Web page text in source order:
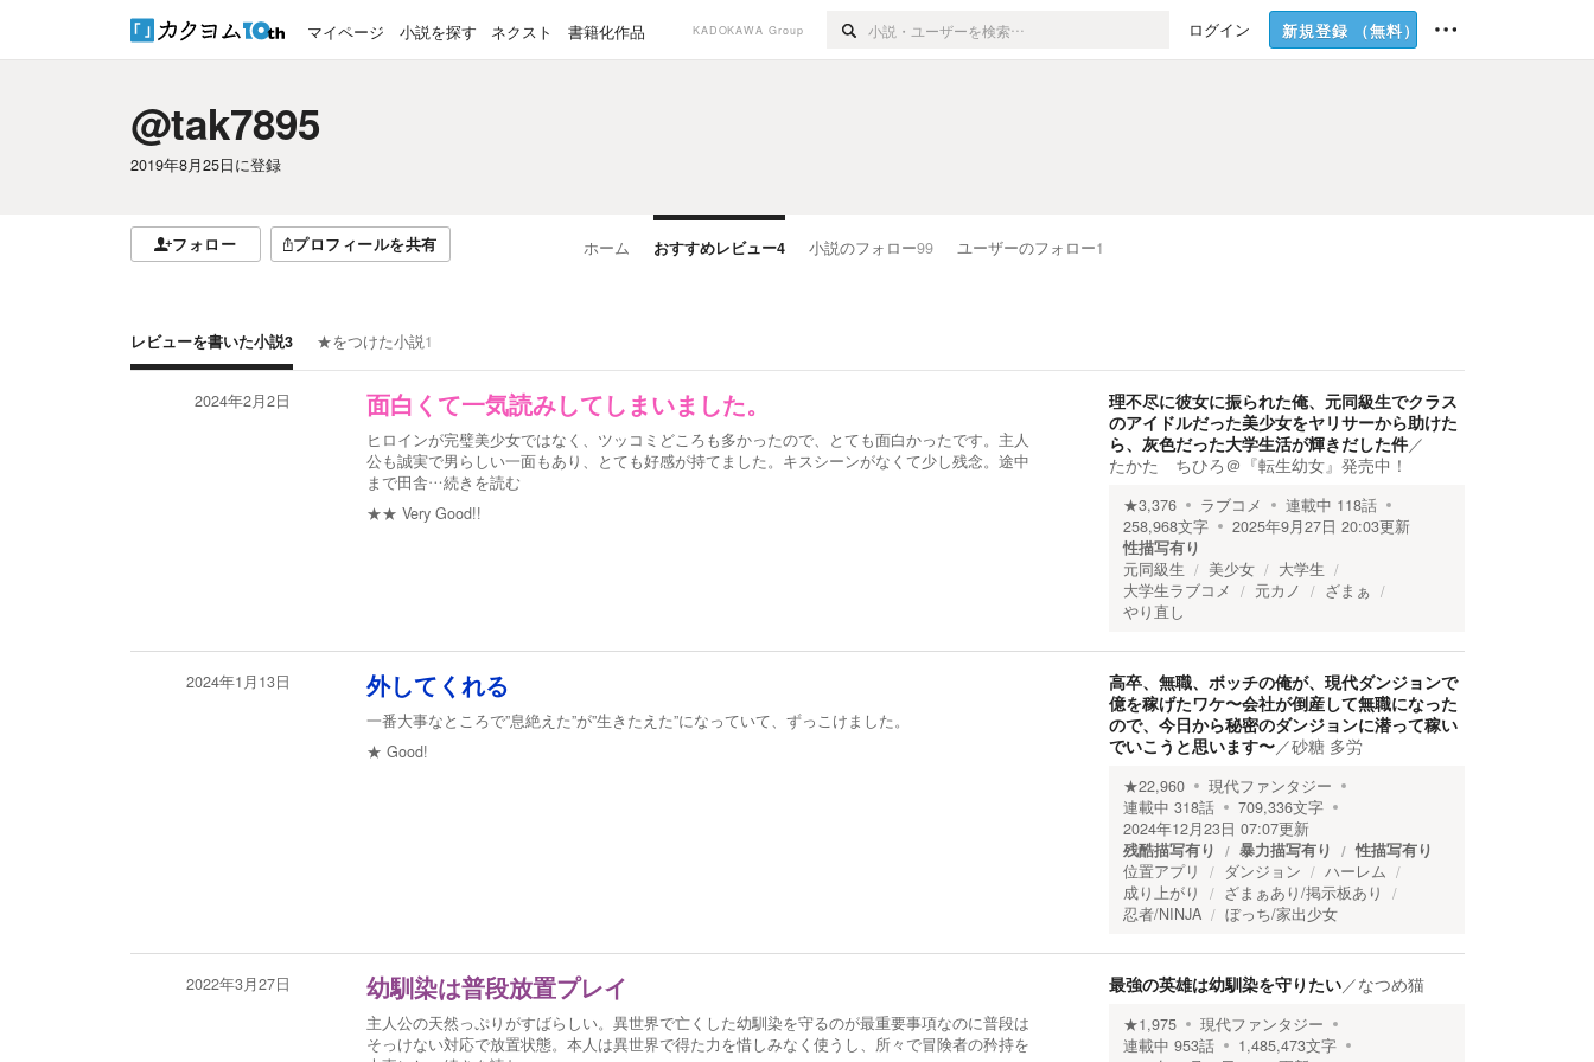
マイページ 小説を探す ネクスト 書籍化作品 KADOKAWA Group ログイン 新規登録 （無料）
@tak7895
2019年8月25日に登録
フォロー プロフィールを共有 ホーム おすすめレビュー4 小説のフォロー99 ユーザーのフォロー1
レビューを書いた小説3 ★をつけた小説1
2024年2月2日 面白くて一気読みしてしまいました。
ヒロインが完璧美少女ではなく、ツッコミどころも多かったので、とても面白かったです。主人
公も誠実で男らしい一面もあり、とても好感が持てました。キスシーンがなくて少し残念。途中
まで田舎…続きを読む
★★ Very Good!!
理不尽に彼女に振られた俺、元同級生でクラス
のアイドルだった美少女をヤリサーから助けた
ら、灰色だった大学生活が輝きだした件／
たかた ちひろ＠『転生幼女』発売中！
★3,376 ラブコメ 連載中 118話
258,968文字 2025年9月27日 20:03更新
性描写有り
元同級生
美少女
大学生
大学生ラブコメ
元カノ
ざまぁ
やり直し
2024年1月13日 外してくれる
一番大事なところで”息絶えた”が”生きたえた”になっていて、ずっこけました。
★ Good!
高卒、無職、ボッチの俺が、現代ダンジョンで
億を稼げたワケ〜会社が倒産して無職になった
ので、今日から秘密のダンジョンに潜って稼い
でいこうと思います〜／砂糖 多労
★22,960
現代ファンタジー
連載中 318話 709,336文字
2024年12月23日 07:07更新
残酷描写有り
暴力描写有り
性描写有り
位置アプリ
ダンジョン
ハーレム
成り上がり
ざまぁあり/掲示板あり
忍者/NINJA
ぼっち/家出少女
2022年3月27日 幼馴染は普段放置プレイ
主人公の天然っぷりがすばらしい。異世界で亡くした幼馴染を守るのが最重要事項なのに普段は
そっけない対応で放置状態。本人は異世界で得た力を惜しみなく使うし、所々で冒険者の矜持を
最強の英雄は幼馴染を守りたい／なつめ猫
★1,975
現代ファンタジー
連載中 953話 1,485,473文字